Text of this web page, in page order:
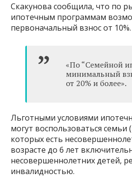
Скакунова сообщила, что по
ипотечным программам
первоначальный взнос от 10%.
«По “Семейной
минимальный
от 20% и более».
Льготными условиями
могут воспользоваться семьи
которых есть
возрасте до 6 лет
несовершеннолетних детей,
инвалидностью.